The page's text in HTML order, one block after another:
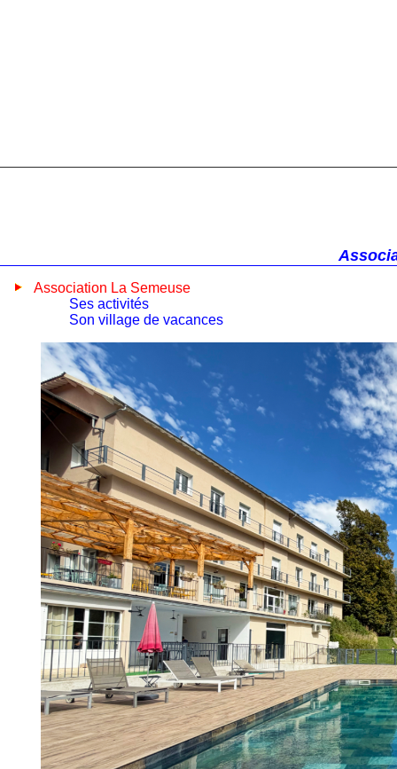
Association La Semeuse
Ses activités
Son village de vacances